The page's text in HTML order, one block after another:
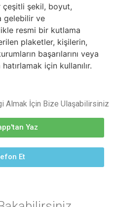
çeşitli şekil, boyut,
gelebilir ve
resmi bir kutlama
plaketler, kişilerin,
başarılarını veya
için kullanılır.
Almak İçin Bize Ulaşabilirsiniz
Yaz
Et